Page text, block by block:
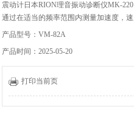
震动计日本RION理音振动诊断仪MK-220
通过在适当的频率范围内测量加速度，
产品型号：VM-82A
产品时间：2025-05-20
打印当前页